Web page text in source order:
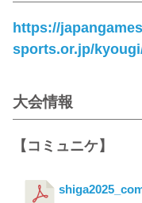
https://
sports.or.jp/
大会情報
【コミュニケ】